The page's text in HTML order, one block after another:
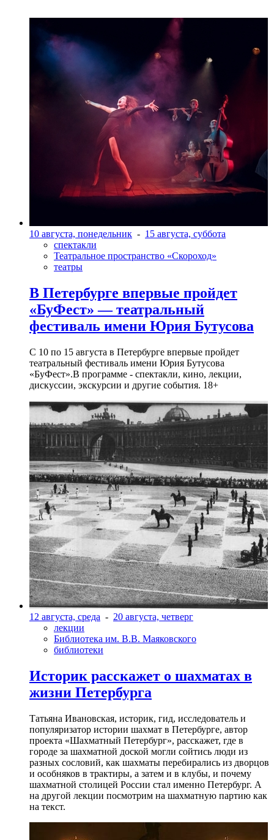
10 августа, понедельник - 15 августа, суббота
спектакли
Театральное пространство «Скороход»
театры
В Петербурге впервые пройдет
«БуФест» — театральный
фестиваль имени Юрия Бутусова
С 10 по 15 августа в Петербурге впервые пройдет
театральный фестиваль имени Юрия Бутусова
«БуФест».В программе - спектакли, кино, лекции,
дискуссии, экскурсии и другие события. 18+
12 августа, среда - 20 августа, четверг
лекции
Библиотека им. В.В. Маяковского
библиотеки
Историк расскажет о шахматах в
жизни Петербурга
Татьяна Ивановская, историк, гид, исследователь и
популяризатор истории шахмат в Петербурге, автор
проекта «Шахматный Петербург», расскажет, где в
городе за шахматной доской могли сойтись люди из
разных сословий, как шахматы перебирались из дворцов
и особняков в трактиры, а затем и в клубы, и почему
шахматной столицей России стал именно Петербург. А
на другой лекции посмотрим на шахматную партию как
на текст.